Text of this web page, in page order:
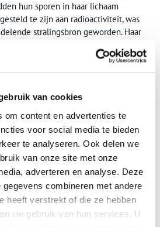
van cookies
om content en advertenties te
voor social media te bieden
te analyseren. Ook delen we
van onze site met onze
adverteren en analyse. Deze
combineren met andere
heeft verstrekt of die ze hebben
uw gebruik van hun services. U
hun sporen in haar lichaam
te zijn aan radioactiviteit, was
stralingsbron geworden. Haar
De Franse nationale bibliotheek, die
heeft haar kleding dan ook
achtig beschermpak aan – en
couturejaponnen hoopt aan te
bedrogen uit, want veel
modes had Marie Curie niet. Toch
een klein moment vanfashion
onder meer te danken aan het
dat zij en haar man in 1898 hadden